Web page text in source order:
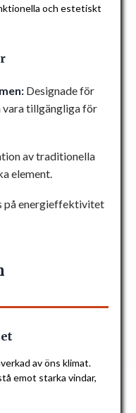
och estetiskt
Designade för
vara tillgängliga för
av traditionella
element.
på energieffektivitet
av öns klimat.
emot starka vindar,